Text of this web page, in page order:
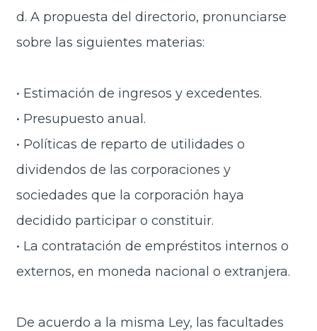
d. A propuesta del directorio, pronunciarse
sobre las siguientes materias:
• Estimación de ingresos y excedentes.
• Presupuesto anual.
• Políticas de reparto de utilidades o
dividendos de las corporaciones y
sociedades que la corporación haya
decidido participar o constituir.
• La contratación de empréstitos internos o
externos, en moneda nacional o extranjera.
De acuerdo a la misma Ley, las facultades